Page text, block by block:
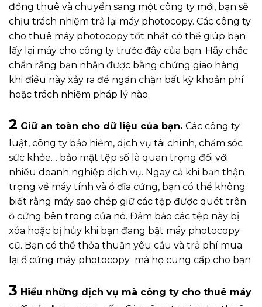
đồng thuê và chuyển sang một công ty mới, bạn sẽ
chịu trách nhiệm trả lại máy photocopy. Các công ty
cho thuê máy photocopy tốt nhất có thể giúp bạn
lấy lại máy cho công ty trước đây của bạn. Hãy chắc
chắn rằng bạn nhận được bằng chứng giao hàng
khi điều này xảy ra để ngăn chặn bất kỳ khoản phí
hoặc trách nhiệm pháp lý nào.
2 Giữ an toàn cho dữ liệu của bạn. Các công ty
luật, công ty bảo hiểm, dịch vụ tài chính, chăm sóc
sức khỏe… bảo mật tệp số là quan trọng đối với
nhiều doanh nghiệp dịch vụ. Ngay cả khi bạn thận
trọng về máy tính và ổ đĩa cứng, bạn có thể không
biết rằng máy sao chép giữ các tệp được quét trên
ổ cứng bên trong của nó. Đảm bảo các tệp này bị
xóa hoặc bị hủy khi bạn đang bật máy photocopy
cũ. Bạn có thể thỏa thuận yêu cầu và trả phí mua
lại ổ cứng máy photocopy mà họ cung cấp cho bạn
3 Hiểu những dịch vụ mà công ty cho thuê máy